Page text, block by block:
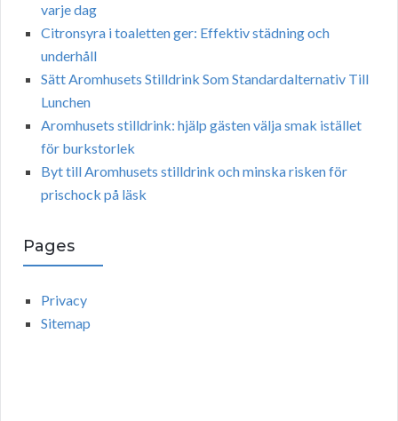
varje dag
Citronsyra i toaletten ger: Effektiv städning och
underhåll
Sätt Aromhusets Stilldrink Som Standardalternativ Till
Lunchen
Aromhusets stilldrink: hjälp gästen välja smak istället
för burkstorlek
Byt till Aromhusets stilldrink och minska risken för
prischock på läsk
Pages
Privacy
Sitemap